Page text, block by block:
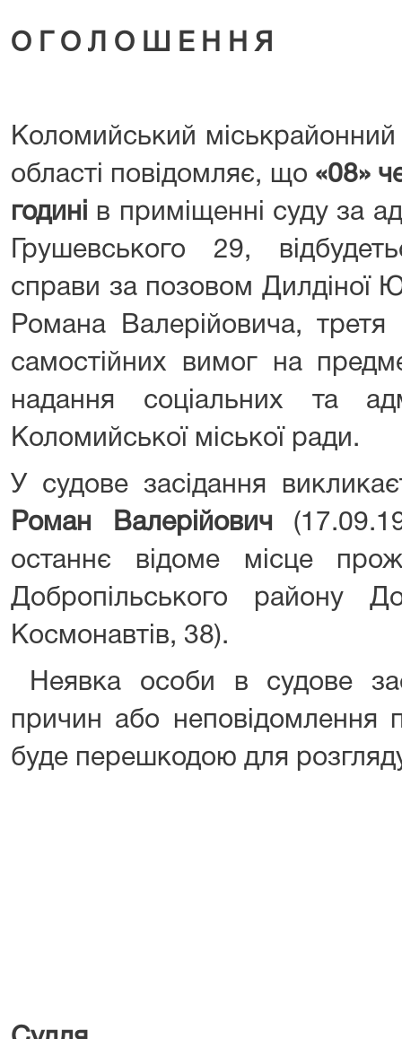
О Г О Л О Ш Е Н Н Я
Коломийський міськрайонний
області повідомляє, що «08»
годині
в приміщенні суду за
Грушевського 29,
справи за позовом Дилдіної
Романа Валерійовича,
самостійних вимог на
надання соціальних та
Коломийської міської ради.
У судове засідання
Роман Валерійович
останнє відоме місце
Добропільського району
Космонавтів, 38).
Неявка особи в судове
причин або неповідомлення
буде перешкодою для